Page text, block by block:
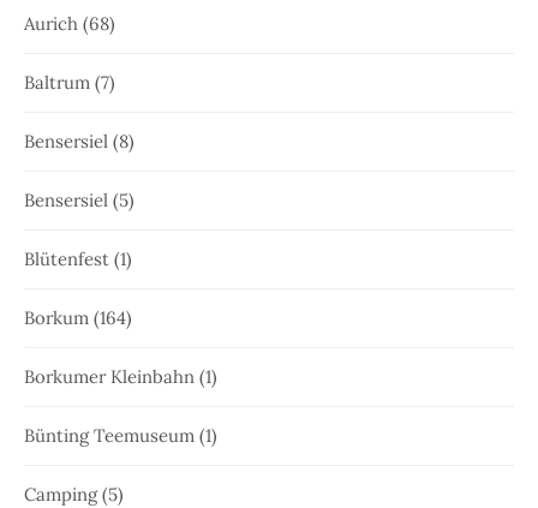
Aurich (68)
Baltrum (7)
Bensersiel (8)
Bensersiel (5)
Blütenfest (1)
Borkum (164)
Borkumer Kleinbahn (1)
Bünting Teemuseum (1)
Camping(5)